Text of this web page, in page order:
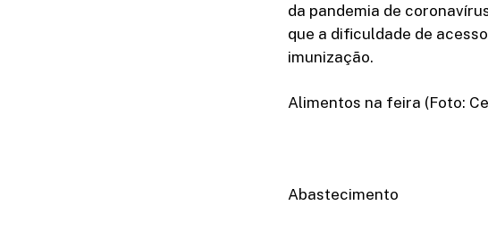
da pandemia de
que a dificuldade de
imunização.
Alimentos na feira (Foto:
Abastecimento